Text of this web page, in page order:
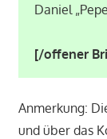
Daniel
[/offener
Anmerkung:
und über das